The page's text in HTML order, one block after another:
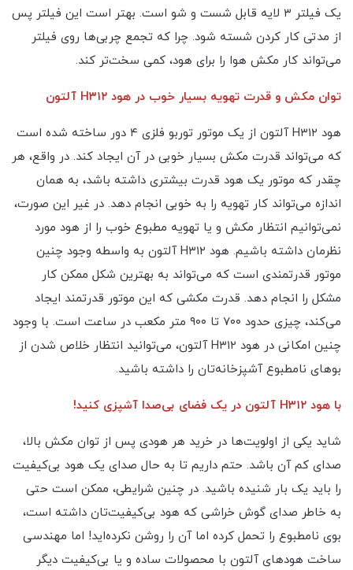
یک فیلتر ۳ لایه قابل شست و شو است. بهتر است این فیلتر پس
از مدتی کار کردن شسته شود. چرا که تجمع چربی‌ها روی فیلتر
می‌تواند کار مکش هوا را برای هود، کمی سخت‌تر کند.
توان مکش و قدرت تهویه بسیار خوب در هود H۳۱۲ آلتون
هود H۳۱۲ آلتون از یک موتور توربو فلزی ۴ دور ساخته شده است
که می‌تواند قدرت مکش بسیار خوبی در آن ایجاد کند. در واقع، هر
چقدر که موتور یک هود قدرت بیشتری داشته باشد، به همان
اندازه می‌تواند کار تهویه را به خوبی انجام دهد. در غیر این صورت،
نمی‌توانیم انتظار مکش و یا تهویه مطبوع خوب را از هود مورد
نظرمان داشته باشیم. هود H۳۱۲ آلتون به واسطه وجود چنین
موتور قدرتمندی است که می‌تواند به بهترین شکل ممکن کار
مشکل را انجام دهد. قدرت مکشی که این موتور قدرتمند ایجاد
می‌کند، چیزی حدود ۷۰۰ تا ۹۰۰ متر مکعب در ساعت است. با وجود
چنین امکانی در هود H۳۱۲ آلتون، می‌توانید انتظار خلاص شدن از
بوهای نامطبوع آشپزخانه‌تان را داشته باشید.
با هود H۳۱۲ آلتون در یک فضای بی‌صدا آشپزی کنید!
شاید یکی از اولویت‌ها در خرید هر هودی پس از توان مکش بالا،
صدای کم آن باشد. حتم داریم تا به حال صدای یک هود بی‌کیفیت
را باید یک بار شنیده باشید. در چنین شرایطی، ممکن است حتی
به خاطر صدای گوش خراشی که هود بی‌کیفیت‌تان داشته است،
بوی نامطبوع را تحمل کرده اما آن را روشن نکرده‌اید! اما مهندسی
ساخت هودهای آلتون با محصولات ساده و یا بی‌کیفیت دیگر